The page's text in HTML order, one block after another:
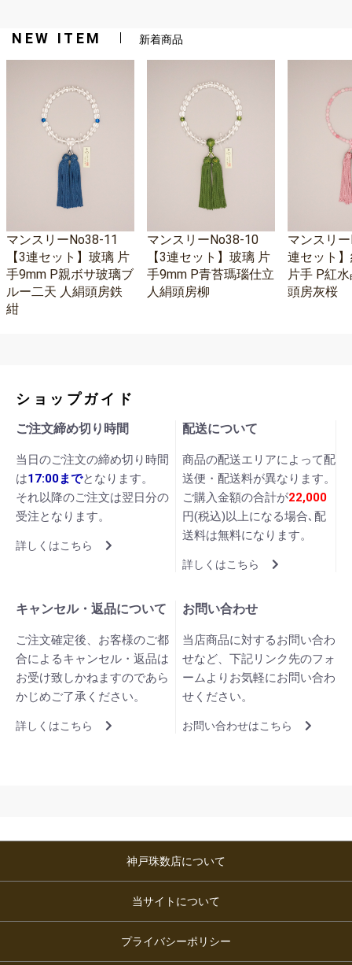
NEW ITEM 新着商品
マンスリーNo38-11
【3連セット】玻璃 片
手9mm P親ボサ玻璃ブ
ルー二天 人絹頭房鉄
紺
マンスリーNo38-10
【3連セット】玻璃 片
手9mm P青苔瑪瑙仕立
人絹頭房柳
マンスリ
連セット
片手 P紅
頭房灰桜
ショップガイド
ご注文締め切り時間
当日のご注文の締め切り時間
は17:00までとなります。
それ以降のご注文は翌日分の
受注となります。
詳しくはこちら
配送について
商品の配送エリアによって配
送便・配送料が異なります。
ご購入金額の合計が22,000
円(税込)以上になる場合､配
送料は無料になります。
詳しくはこちら
キャンセル・返品について
ご注文確定後、お客様のご都
合によるキャンセル・返品は
お受け致しかねますのであら
かじめご了承ください。
詳しくはこちら
お問い合わせ
当店商品に対するお問い合わ
せなど、下記リンク先のフォ
ームよりお気軽にお問い合わ
せください。
お問い合わせはこちら
神戸珠数店について
当サイトについて
プライバシーポリシー